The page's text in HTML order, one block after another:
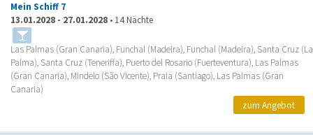
Mein Schiff 7
13.01.2028 - 27.01.2028 • 14 Nächte
Las Palmas (Gran Canaria), Funchal (Madeira), Funchal (Madeira), Santa Cruz (La
Palma), Santa Cruz (Teneriffa), Puerto del Rosario (Fuerteventura), Las Palmas
(Gran Canaria), Mindelo (São Vicente), Praia (Santiago), Las Palmas (Gran
Canaria)
zum Angebot